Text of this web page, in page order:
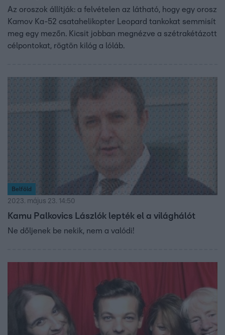
Az oroszok állítják: a felvételen az látható, hogy egy orosz
Kamov Ka-52 csatahelikopter Leopard tankokat semmisít
meg egy mezőn. Kicsit jobban megnézve a szétrakétázott
célpontokat, rögtön kilóg a lóláb.
Belföld
2023. május 23. 14:50
Kamu Palkovics Lászlók lepték el a világhálót
Ne dőljenek be nekik, nem a valódi!